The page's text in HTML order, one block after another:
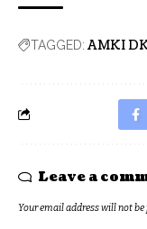
TAGGED: AMKI
Leave a
Your email address will not be